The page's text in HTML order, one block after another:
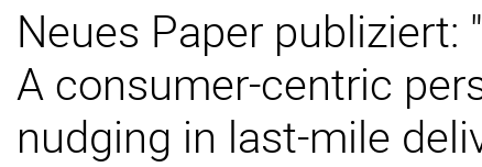
Neues Paper publiziert:
A consumer-centric
nudging in last-mile